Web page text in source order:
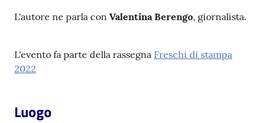
la
lettura
L'autore ne parla con Valentina Berengo, giornalista.
L'evento fa parte della rassegna Freschi di stampa
2022
Luogo